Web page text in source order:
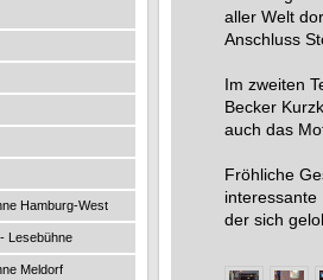
Hamburg-West
Lesebühne
Meldorf
aller Welt
Anschluss
Im zweiten
Becker
auch das
Fröhliche
interessante
der sich